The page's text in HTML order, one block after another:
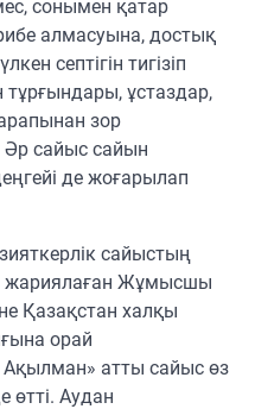
сонымен қатар
алмасуына, достық
септігін тигізіп
ұстаздар,
зор
сайыс сайын
де жоғарылап
сайыстың
жариялаған Жұмысшы
Қазақстан халқы
орай
атты сайыс өз
өтті. Аудан